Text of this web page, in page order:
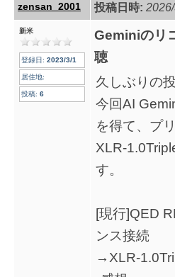
zensan_2001
投稿日時:
新米
登録日: 2023/3/1
居住地:
投稿: 6
Geminiのリ
聴
久しぶりの
今回AI
を得て、プ
XLR-
す。
[現行]QED
ンス接続
→XLR-